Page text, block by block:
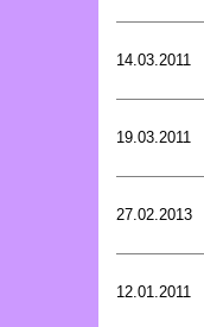
14.03.2011
19.03.2011
27.02.2013
12.01.2011